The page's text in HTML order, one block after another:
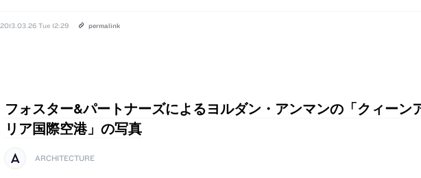
2013.03.26 Tue 12:29 permalink
フォスター&パートナーズによるヨルダン・アンマンの「クィーン
リア国際空港」の写真
ARCHITECTURE